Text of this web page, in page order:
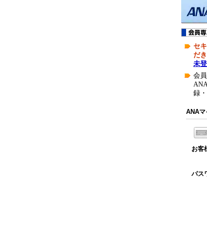
セ
だ
未
会
録
ANAマ
お客
パス